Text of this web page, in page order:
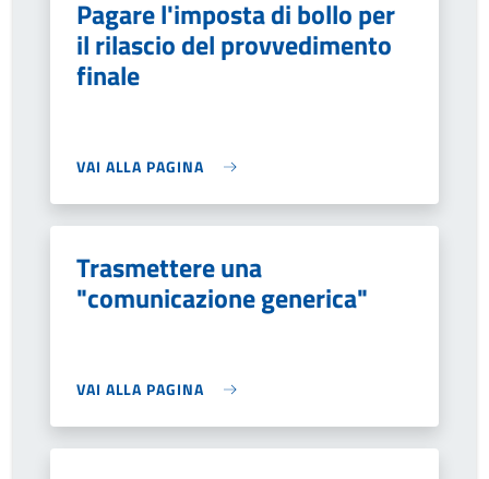
Pagare l'imposta di bollo per
il rilascio del provvedimento
finale
VAI ALLA PAGINA
Trasmettere una
"comunicazione generica"
VAI ALLA PAGINA